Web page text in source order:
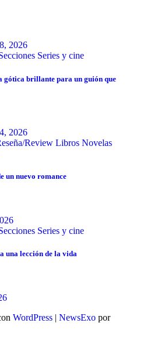
2026
Series y cine
gótica brillante para un guión que
2026
Review Libros Novelas
un nuevo romance
Series y cine
una lección de la vida
WordPress | NewsExo por